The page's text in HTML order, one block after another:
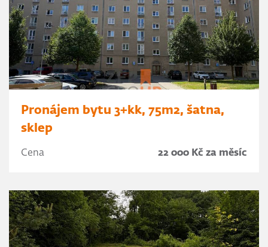
Pronájem bytu 3+kk, 75m2, šatna,
sklep
Cena 22 000 Kč za měsíc